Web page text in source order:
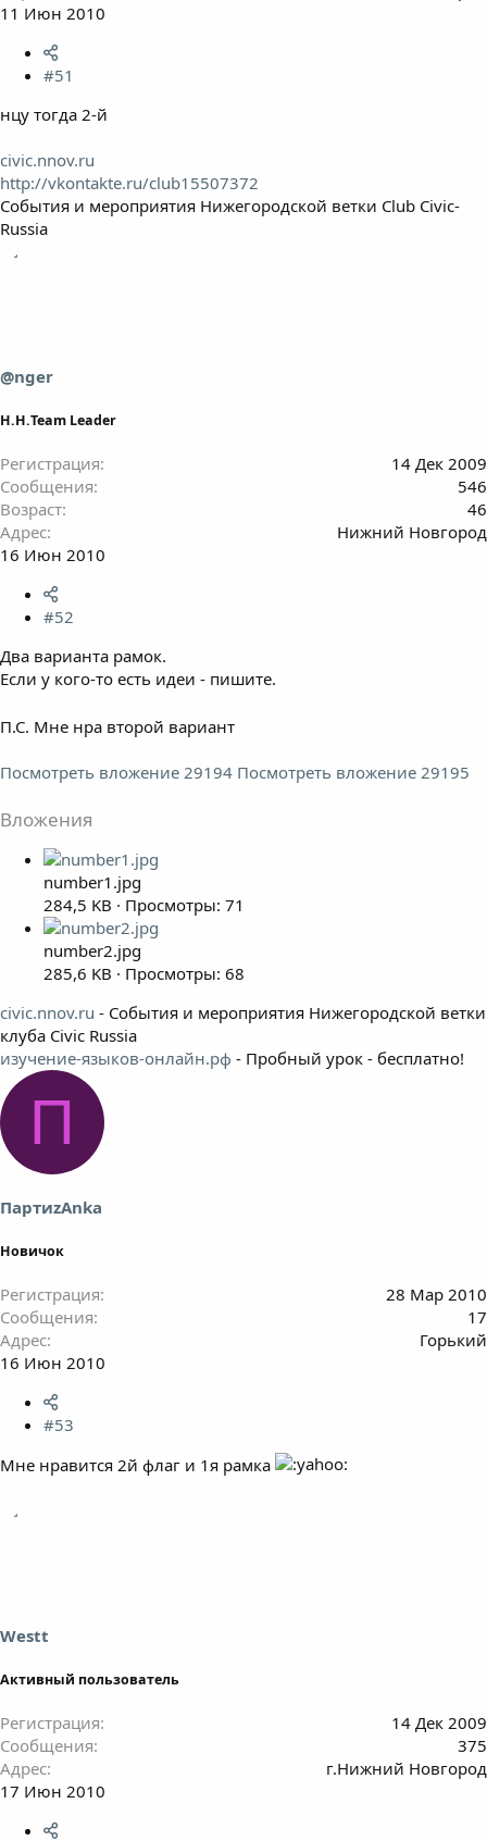
11 Июн 2010
#51
нцу тогда 2-й
civic.nnov.ru
http://vkontakte.ru/club15507372
События и мероприятия Нижегородской ветки Club Civic-
Russia
@nger
Н.Н.Team Leader
Регистрация
14 Дек 2009
Сообщения
546
Возраст
46
Адрес
Нижний Новгород
16 Июн 2010
#52
Два варианта рамок.
Если у кого-то есть идеи - пишите.
П.С. Мне нра второй вариант
Посмотреть вложение 29194 Посмотреть вложение 29195
Вложения
number1.jpg
284,5 KB · Просмотры: 71
number2.jpg
285,6 KB · Просмотры: 68
civic.nnov.ru - События и мероприятия Нижегородской ветки
клуба Civic Russia
изучение-языков-онлайн.рф - Пробный урок - бесплатно!
П
ПартиzAnka
Новичок
Регистрация
28 Мар 2010
Сообщения
17
Адрес
Горький
16 Июн 2010
#53
Мне нравится 2й флаг и 1я рамка
Westt
Активный пользователь
Регистрация
14 Дек 2009
Сообщения
375
Адрес
г.Нижний Новгород
17 Июн 2010